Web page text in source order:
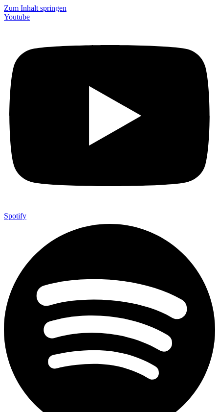
Zum Inhalt springen
Youtube
Spotify